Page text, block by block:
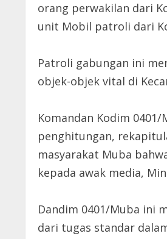
orang perwakilan dari
unit Mobil patroli dari
Patroli gabungan ini
objek-objek vital di
Komandan Kodim
penghitungan,
masyarakat Muba
kepada awak media,
Dandim 0401/Muba ini
dari tugas standar